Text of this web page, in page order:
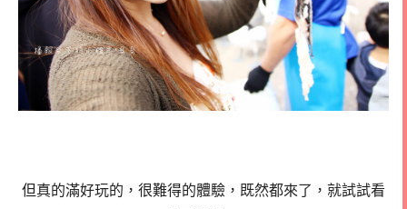
但真的滿好玩的，很難得的體驗，既然都來了，就試試看